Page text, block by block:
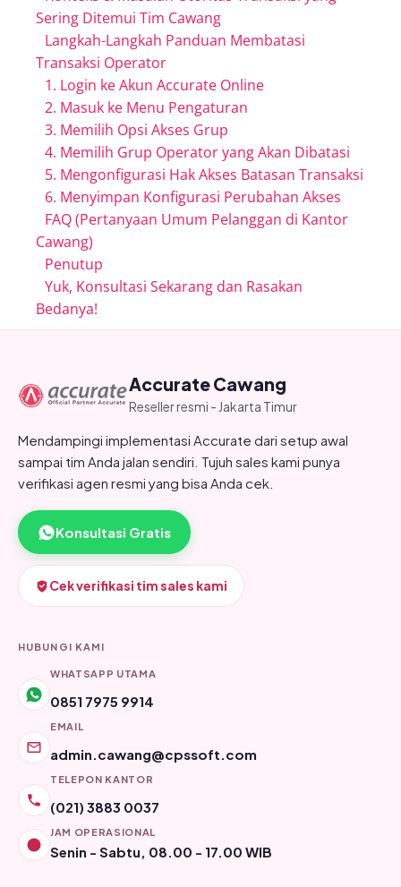
Sering Ditemui Tim Cawang
Langkah-Langkah Panduan Membatasi
Transaksi Operator
1. Login ke Akun Accurate Online
2. Masuk ke Menu Pengaturan
3. Memilih Opsi Akses Grup
4. Memilih Grup Operator yang Akan Dibatasi
5. Mengonfigurasi Hak Akses Batasan Transaksi
6. Menyimpan Konfigurasi Perubahan Akses
FAQ (Pertanyaan Umum Pelanggan di Kantor
Cawang)
Penutup
Yuk, Konsultasi Sekarang dan Rasakan
Bedanya!
Accurate Cawang
Reseller resmi - Jakarta Timur
Mendampingi implementasi Accurate dari setup awal
sampai tim Anda jalan sendiri. Tujuh sales kami punya
verifikasi agen resmi yang bisa Anda cek.
Konsultasi Gratis
Cek verifikasi tim sales kami
HUBUNGI KAMI
WHATSAPP UTAMA
0851 7975 9914
EMAIL
admin.cawang@cpssoft.com
TELEPON KANTOR
(021) 3883 0037
JAM OPERASIONAL
Senin - Sabtu, 08.00 - 17.00 WIB